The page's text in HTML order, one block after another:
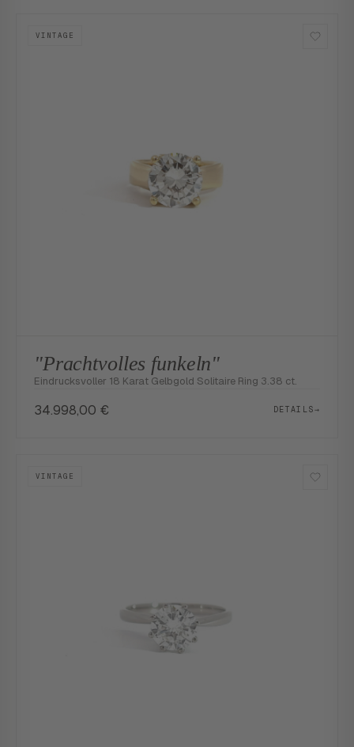
VINTAGE
"Prachtvolles funkeln"
Eindrucksvoller 18 Karat Gelbgold Solitaire Ring 3.38 ct.
34.998,00 € DETAILS→
VINTAGE